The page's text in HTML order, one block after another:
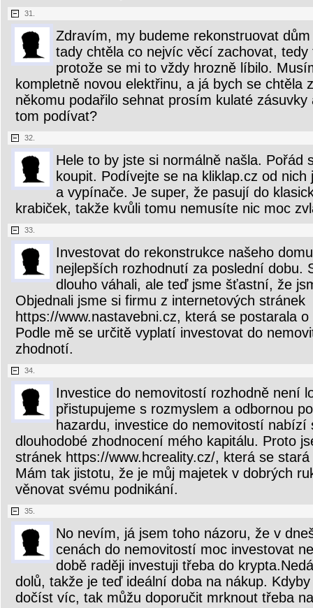
31.
Zdravím, my budeme rekonstruovat
tady chtěla co nejvíc věcí zachovat,
protože se mi to vždy hrozně líbilo.
kompletně novou elektřinu, a já bych se chtěla
někomu podařilo sehnat prosím kulaté
tom podívat?
32.
Hele to by jste si normálně našla. Pořád
koupit. Podívejte se na kliklap.cz od
a vypínače. Je super, že pasují do
krabiček, takže kvůli tomu nemusíte nic moc
33.
Investovat do rekonstrukce našeho
nejlepších rozhodnutí za poslední dobu.
dlouho váhali, ale teď jsme šťastní, že
Objednali jsme si firmu z internetových stránek
https://www.nastavebni.cz, která se postarala
Podle mě se určitě vyplatí investovat do
zhodnotí.
34.
Investice do nemovitostí rozhodně není
přistupujeme s rozmyslem a odbornou
hazardu, investice do nemovitostí nabízí
dlouhodobé zhodnocení mého kapitálu. Proto
stránek https://www.hcreality.cz/, která se
Mám tak jistotu, že je můj majetek v dobrých
věnovat svému podnikání.
35.
No nevím, já jsem toho názoru, že v
cenách do nemovitostí moc investovat
době raději investuji třeba do
dolů, takže je teď ideální doba na nákup.
dočíst víc, tak můžu doporučit mrknout třeba